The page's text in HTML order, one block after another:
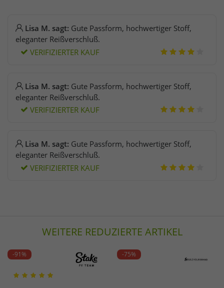
Lisa M. sagt: Gute Passform, hochwertiger Stoff,
eleganter Reißverschluß.
VERIFIZIERTER KAUF
Lisa M. sagt: Gute Passform, hochwertiger Stoff,
eleganter Reißverschluß.
VERIFIZIERTER KAUF
Lisa M. sagt: Gute Passform, hochwertiger Stoff,
eleganter Reißverschluß.
VERIFIZIERTER KAUF
WEITERE REDUZIERTE ARTIKEL
-91% -75%